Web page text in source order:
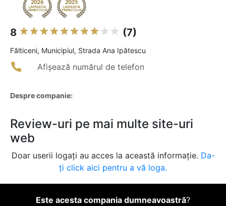
8 (7)
Fălticeni, Municipiul, Strada Ana Ipătescu
Afișează numărul de telefon
Despre companie:
Review-uri pe mai multe site-uri
web
Doar userii logați au acces la această informație. Da-
ți click aici pentru a vă loga.
Este acesta compania dumneavoastră?